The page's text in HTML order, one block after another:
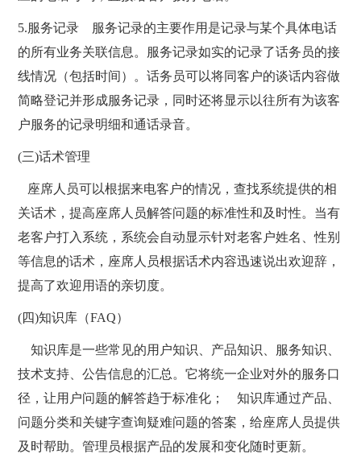
5.服务记录 服务记录的主要作用是记录与某个具体电话
的所有业务关联信息。服务记录如实的记录了话务员的接
线情况（包括时间）。话务员可以将同客户的谈话内容做
简略登记并形成服务记录，同时还将显示以往所有为该客
户服务的记录明细和通话录音。
(三)话术管理
座席人员可以根据来电客户的情况，查找系统提供的相
关话术，提高座席人员解答问题的标准性和及时性。当有
老客户打入系统，系统会自动显示针对老客户姓名、性别
等信息的话术，座席人员根据话术内容迅速说出欢迎辞，
提高了欢迎用语的亲切度。
(四)知识库（FAQ）
知识库是一些常见的用户知识、产品知识、服务知识、
技术支持、公告信息的汇总。它将统一企业对外的服务口
径，让用户问题的解答趋于标准化； 知识库通过产品、
问题分类和关键字查询疑难问题的答案，给座席人员提供
及时帮助。管理员根据产品的发展和变化随时更新。